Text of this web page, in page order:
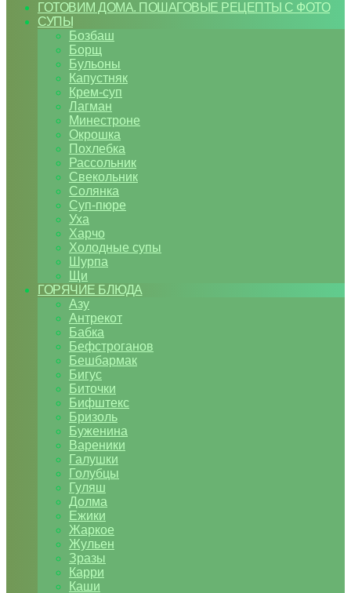
ГОТОВИМ ДОМА. ПОШАГОВЫЕ РЕЦЕПТЫ С ФОТО
СУПЫ
Бозбаш
Борщ
Бульоны
Капустняк
Крем-суп
Лагман
Минестроне
Окрошка
Похлебка
Рассольник
Свекольник
Солянка
Суп-пюре
Уха
Харчо
Холодные супы
Шурпа
Щи
ГОРЯЧИЕ БЛЮДА
Азу
Антрекот
Бабка
Бефстроганов
Бешбармак
Бигус
Биточки
Бифштекс
Бризоль
Буженина
Вареники
Галушки
Голубцы
Гуляш
Долма
Ежики
Жаркое
Жульен
Зразы
Карри
Каши